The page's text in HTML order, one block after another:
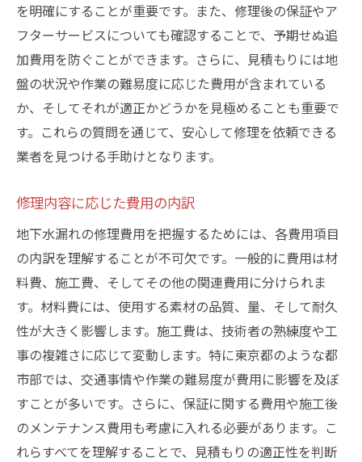
放置による構造的なリスクとその影響
迅速な対応が求められる理由とその背景
早期発見のための兆候とサイン
緊急時の対応手順と安全対策
放置によるコスト増加のリスクを回避する
方法
複数業者からの見積もり取得のメリットと大田
区での実践法
見積もり取得の効果的な方法と手順
メリットを最大化するための比較ポイント
異なる業者の提案を活用する方法
見積もり内容の透明性を確保するために
価格競争を利用したコスト削減術
適正価格を見極めるためのヒント
水漏れ修理の成功事例から学ぶ大田区での地下
水漏れ対策
を明確にすることが重要です。また、修理後の保証やア
フターサービスについても確認することで、予期せぬ追
加費用を防ぐことができます。さらに、見積もりには地
盤の状況や作業の難易度に応じた費用が含まれている
か、そしてそれが適正かどうかを見極めることも重要で
す。これらの質問を通じて、安心して修理を依頼できる
業者を見つける手助けとなります。
修理内容に応じた費用の内訳
地下水漏れの修理費用を把握するためには、各費用項目
の内訳を理解することが不可欠です。一般的に費用は材
料費、施工費、そしてその他の関連費用に分けられま
す。材料費には、使用する素材の品質、量、そして耐久
性が大きく影響します。施工費は、技術者の熟練度や工
事の複雑さに応じて変動します。特に東京都のような都
市部では、交通事情や作業の難易度が費用に影響を及ぼ
すことが多いです。さらに、保証に関する費用や施工後
のメンテナンス費用も考慮に入れる必要があります。こ
れらすべてを理解することで、見積もりの適正性を判断